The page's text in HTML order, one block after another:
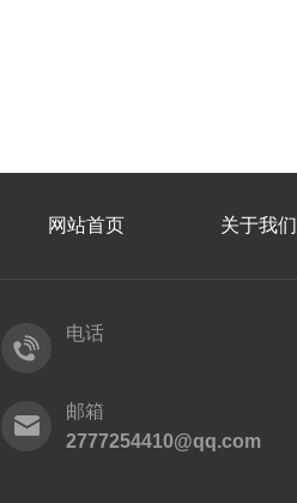
网站首页 关于我们
电话
邮箱
2777254410@qq.com